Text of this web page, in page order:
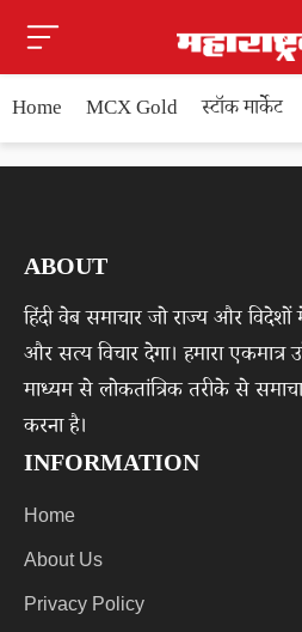
Home MCX Gold स्टॉक मार्केट
ABOUT
हिंदी वेब समाचार जो राज्य और
और सत्य विचार देगा। हमारा एकमात्र
माध्यम से लोकतांत्रिक तरीके से
करना है।
INFORMATION
Home
About Us
Privacy Policy